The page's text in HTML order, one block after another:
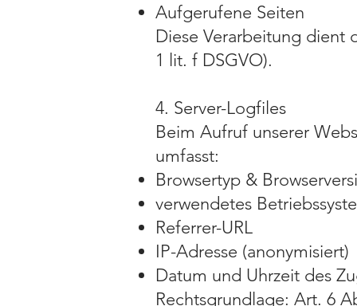
Aufgerufene Seiten
Diese Verarbeitung dient
1 lit. f DSGVO).
4. Server-Logfiles
Beim Aufruf unserer
umfasst:
Browsertyp &
verwendetes
Referrer-URL
IP-Adresse (anonymisiert)
Datum und Uhrzeit des
Rechtsgrundlage: Art. 6